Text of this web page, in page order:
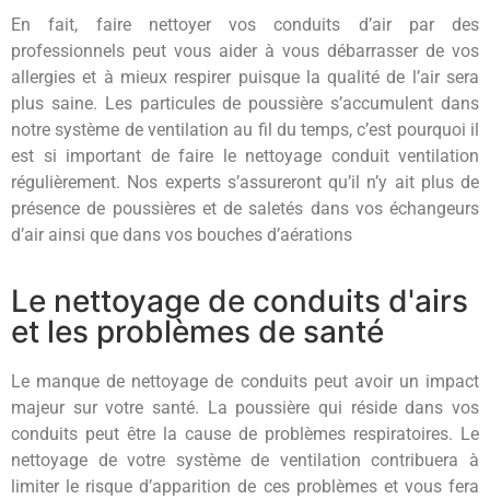
En fait, faire nettoyer vos conduits d’air par des
professionnels peut vous aider à vous débarrasser de vos
allergies et à mieux respirer puisque la qualité de l’air sera
plus saine. Les particules de poussière s’accumulent dans
notre système de ventilation au fil du temps, c’est pourquoi il
est si important de faire le nettoyage conduit ventilation
régulièrement. Nos experts s’assureront qu’il n’y ait plus de
présence de poussières et de saletés dans vos échangeurs
d’air ainsi que dans vos bouches d’aérations
Le nettoyage de conduits d'airs
et les problèmes de santé
Le manque de nettoyage de conduits peut avoir un impact
majeur sur votre santé. La poussière qui réside dans vos
conduits peut être la cause de problèmes respiratoires. Le
nettoyage de votre système de ventilation contribuera à
limiter le risque d’apparition de ces problèmes et vous fera